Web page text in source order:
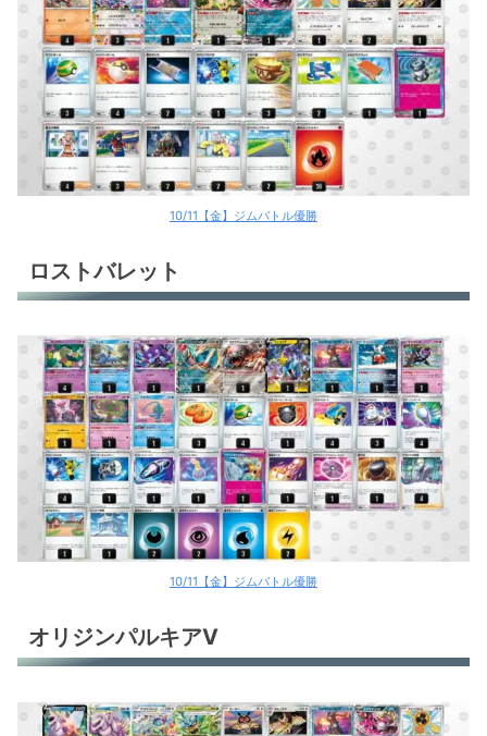
10/11【金】ジムバトル優勝
ロストバレット
10/11【金】ジムバトル優勝
オリジンパルキアV